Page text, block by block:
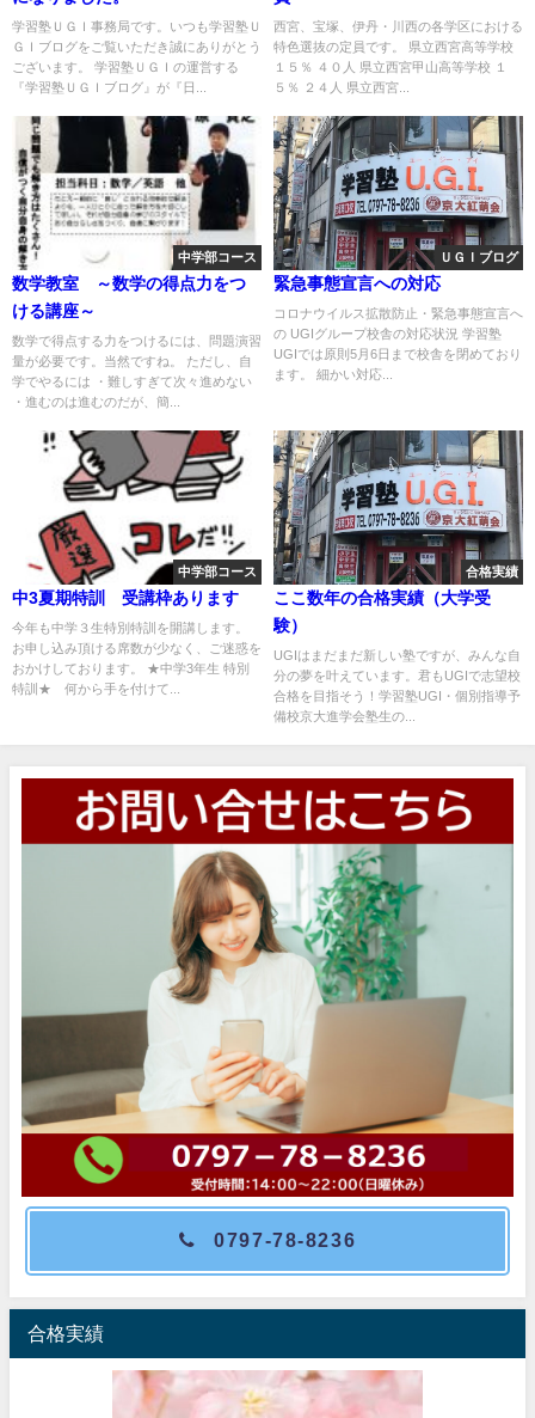
学習塾ＵＧＩ事務局です。いつも学習塾Ｕ
ＧＩブログをご覧いただき誠にありがとう
ございます。 学習塾ＵＧＩの運営する
『学習塾ＵＧＩブログ』が『日...
西宮、宝塚、伊丹・川西の各学区における
特色選抜の定員です。 県立西宮高等学校
１５％ ４０人 県立西宮甲山高等学校 １
５％ ２４人 県立西宮...
中学部コース
数学教室 ～数学の得点力をつ
ける講座～
数学で得点する力をつけるには、問題演習
量が必要です。当然ですね。 ただし、自
学でやるには ・難しすぎて次々進めない
・進むのは進むのだが、簡...
ＵＧＩブログ
緊急事態宣言への対応
コロナウイルス拡散防止・緊急事態宣言へ
の UGIグループ校舎の対応状況 学習塾
UGIでは原則5月6日まで校舎を閉めており
ます。 細かい対応...
中学部コース
中3夏期特訓 受講枠あります
今年も中学３生特別特訓を開講します。
お申し込み頂ける席数が少なく、ご迷惑を
おかけしております。 ★中学3年生 特別
特訓★ 何から手を付けて...
合格実績
ここ数年の合格実績（大学受
験）
UGIはまだまだ新しい塾ですが、みんな自
分の夢を叶えています。君もUGIで志望校
合格を目指そう！学習塾UGI・個別指導予
備校京大進学会塾生の...
0797-78-8236
合格実績